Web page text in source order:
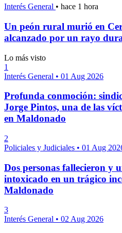
Interés General • hace 1 hora
Un peón rural murió en
alcanzado por un rayo
Lo más visto
1
Interés General • 01 Aug 2026
Profunda conmoción:
Jorge Pintos, una de las
en Maldonado
2
Policiales y Judiciales • 01 Aug
Dos personas fallecieron y
intoxicado en un trágico
Maldonado
3
Interés General • 02 Aug 2026